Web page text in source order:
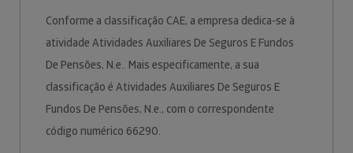
Conforme a classificação CAE, a empresa dedica-se à
atividade Atividades Auxiliares De Seguros E Fundos
De Pensões, N.e.. Mais especificamente, a sua
classificação é Atividades Auxiliares De Seguros E
Fundos De Pensões, N.e., com o correspondente
código numérico 66290.